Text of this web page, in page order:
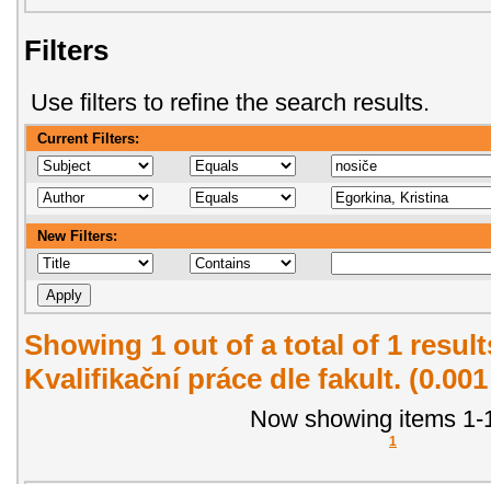
Filters
Use filters to refine the search results.
Current Filters:
New Filters:
Showing 1 out of a total of 1
Kvalifikační práce dle fakult.
Now showing items 1-
1